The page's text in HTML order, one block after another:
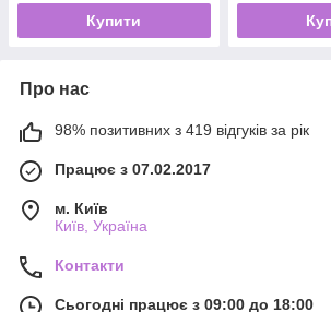
Купити
Про нас
98% позитивних з 419 відгуків за рік
Працює з 07.02.2017
м. Київ
Київ, Україна
Контакти
Сьогодні працює з 09:00 до 18:00